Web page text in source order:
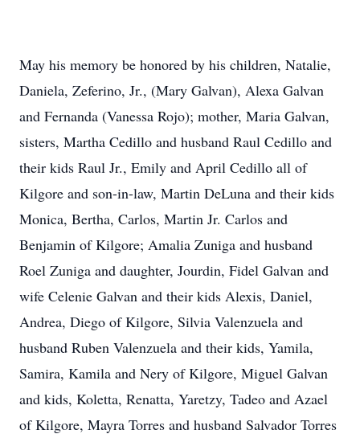
May his memory be honored by his children, Natalie,
Daniela, Zeferino, Jr., (Mary Galvan), Alexa Galvan
and Fernanda (Vanessa Rojo); mother, Maria Galvan,
sisters, Martha Cedillo and husband Raul Cedillo and
their kids Raul Jr., Emily and April Cedillo all of
Kilgore and son-in-law, Martin DeLuna and their kids
Monica, Bertha, Carlos, Martin Jr. Carlos and
Benjamin of Kilgore; Amalia Zuniga and husband
Roel Zuniga and daughter, Jourdin, Fidel Galvan and
wife Celenie Galvan and their kids Alexis, Daniel,
Andrea, Diego of Kilgore, Silvia Valenzuela and
husband Ruben Valenzuela and their kids, Yamila,
Samira, Kamila and Nery of Kilgore, Miguel Galvan
and kids, Koletta, Renatta, Yaretzy, Tadeo and Azael
of Kilgore, Mayra Torres and husband Salvador Torres